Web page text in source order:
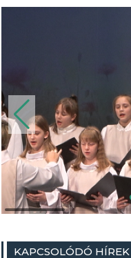
KAPCSOLÓDÓ HÍREK